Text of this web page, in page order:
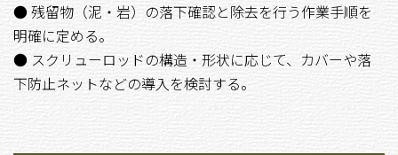
● 残留物（泥・岩）の落下確認と除去を行う作業手順を
明確に定める。
● スクリューロッドの構造・形状に応じて、カバーや落
下防止ネットなどの導入を検討する。